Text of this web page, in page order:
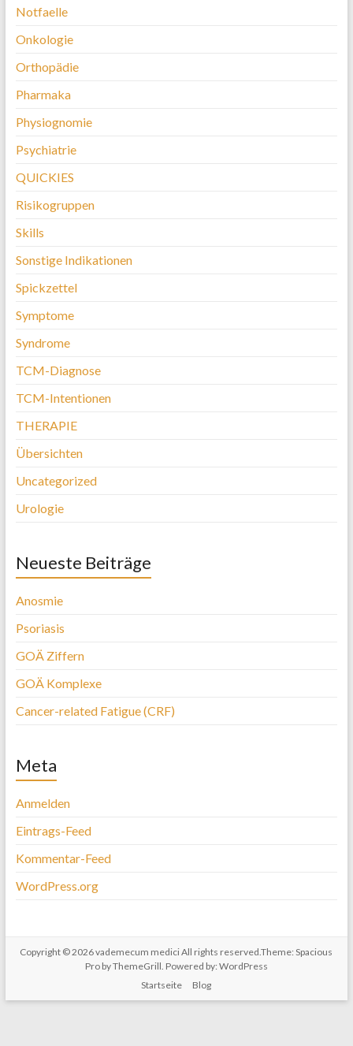
Notfaelle
Onkologie
Orthopädie
Pharmaka
Physiognomie
Psychiatrie
QUICKIES
Risikogruppen
Skills
Sonstige Indikationen
Spickzettel
Symptome
Syndrome
TCM-Diagnose
TCM-Intentionen
THERAPIE
Übersichten
Uncategorized
Urologie
Neueste Beiträge
Anosmie
Psoriasis
GOÄ Ziffern
GOÄ Komplexe
Cancer-related Fatigue (CRF)
Meta
Anmelden
Eintrags-Feed
Kommentar-Feed
WordPress.org
Copyright © 2026vademecum mediciAll rights reserved.Theme:Spacious
Proby ThemeGrill. Powered by: WordPress
Startseite
Blog